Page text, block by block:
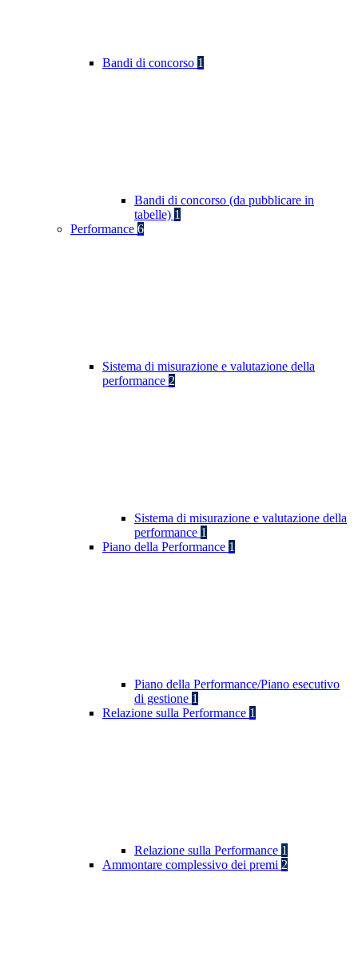
Bandi di concorso 1
Bandi di concorso (da pubblicare in
tabelle) 1
Performance 6
Sistema di misurazione e valutazione della
performance 2
Sistema di misurazione e valutazione della
performance 1
Piano della Performance 1
Piano della Performance/Piano esecutivo
di gestione 1
Relazione sulla Performance 1
Relazione sulla Performance 1
Ammontare complessivo dei premi 2